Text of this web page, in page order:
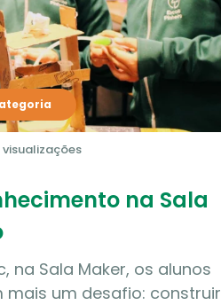
visualizações
na Sala
na Sala Maker, os alunos
mais um desafio: construir